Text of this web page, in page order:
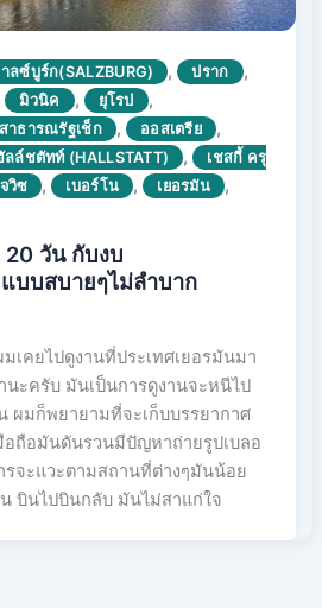
ลซ์บูร์ก(SALZBURG) , ปราก ,
มิวนิค , ยุโรป ,
สาธารณรัฐเช็ก , ออสเตรีย ,
ลล์ชตัทท์ (HALLSTATT) ,
เชสกี้ ครุ
วิซ , เบอร์โน , เยอรมัน ,
20 วัน กับงบ
บบสบายๆไม่ลำบาก
เคยไปดูงานที่ประเทศเยอรมันมา
นะครับ มันเป็นการดูงานจะหนีไป
ผมก็พยายามที่จะเก็บบรรยากาศ
ถือมันดันรวนมีปัญหาถ่ายรูปเบลอ
รจะแวะตามสถานที่ต่างๆมันน้อย
บินไปบินกลับ มันไม่สาแก่ใจ